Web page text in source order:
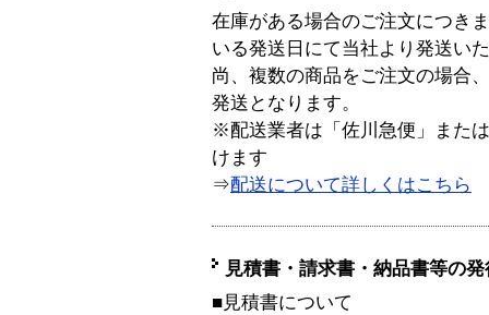
在庫がある場合のご注文につき
いる発送日にて当社より発送い
尚、複数の商品をご注文の場合
発送となります。
※配送業者は「佐川急便」また
けます
⇒配送について詳しくはこちら
見積書・請求書・納品書等の
■見積書について